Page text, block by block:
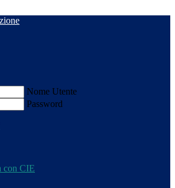
Nome Utente
Password
con CIE